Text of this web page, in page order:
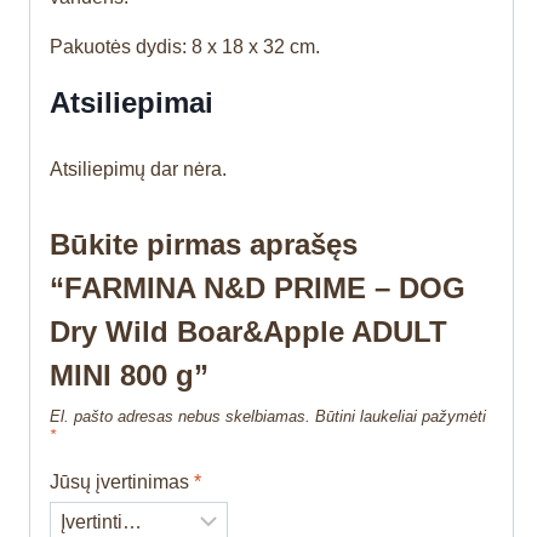
Pakuotės dydis: 8 x 18 x 32 cm.
Atsiliepimai
Atsiliepimų dar nėra.
Būkite pirmas aprašęs
“FARMINA N&D PRIME – DOG
Dry Wild Boar&Apple ADULT
MINI 800 g”
El. pašto adresas nebus skelbiamas. Būtini laukeliai pažymėti
*
Jūsų įvertinimas *